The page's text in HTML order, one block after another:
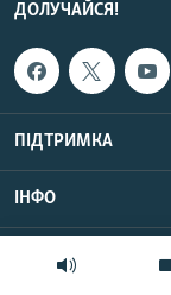
ДОЛУЧАЙСЯ!
ПІДТРИМКА
ІНФО